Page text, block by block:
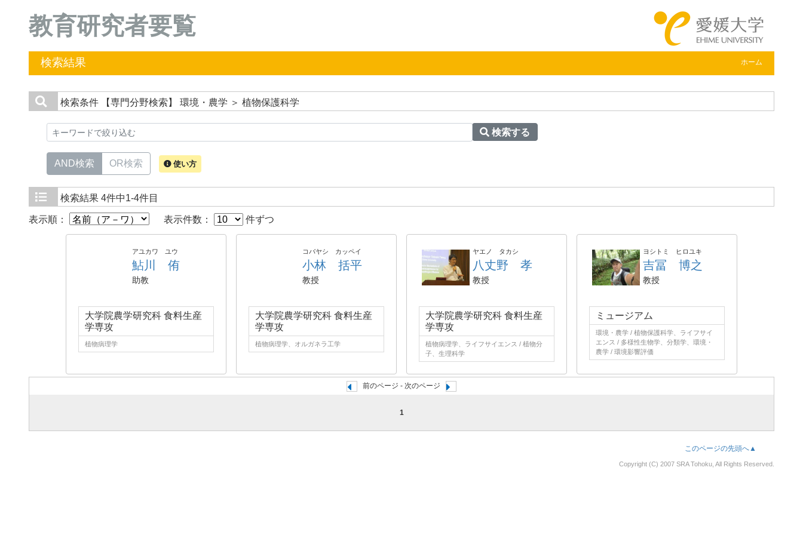
教育研究者要覧
検索結果 ホーム
検索条件 【専門分野検索】 環境・農学 ＞ 植物保護科学
検索する
AND検索 OR検索 使い方
検索結果 4件中1-4件目
表示順： 表示件数： 件ずつ
アユカワ ユウ
鮎川 侑
助教
大学院農学研究科 食料生産
学専攻
植物病理学
コバヤシ カッペイ
小林 括平
教授
大学院農学研究科 食料生産
学専攻
植物病理学、オルガネラ工学
ヤエノ タカシ
八丈野 孝
教授
大学院農学研究科 食料生産
学専攻
植物病理学、ライフサイエンス / 植物分
子、生理科学
ヨシトミ ヒロユキ
吉冨 博之
教授
ミュージアム
環境・農学 / 植物保護科学、ライフサイ
エンス / 多様性生物学、分類学、環境・
農学 / 環境影響評価
前のページ - 次のページ
1
このページの先頭へ▲
Copyright (C) 2007 SRA Tohoku, All Rights Reserved.